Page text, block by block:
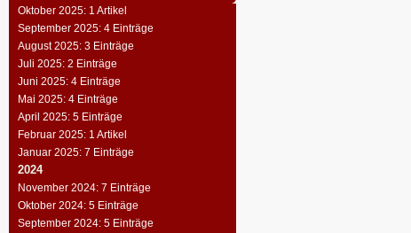
Oktober 2025: 1 Artikel
September 2025: 4 Einträge
August 2025: 3 Einträge
Juli 2025: 2 Einträge
Juni 2025: 4 Einträge
Mai 2025: 4 Einträge
April 2025: 5 Einträge
Februar 2025: 1 Artikel
Januar 2025: 7 Einträge
2024
November 2024: 7 Einträge
Oktober 2024: 5 Einträge
September 2024: 5 Einträge